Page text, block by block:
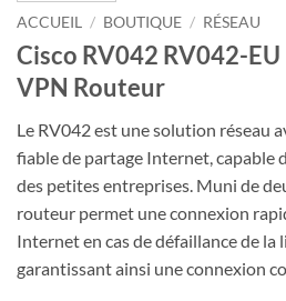
ACCUEIL / BOUTIQUE / RÉSEAU
Cisco RV042 RV042-
VPN Routeur
Le RV042 est une solution réseau
fiable de partage Internet, capable
des petites entreprises. Muni de
routeur permet une connexion
Internet en cas de défaillance de la
garantissant ainsi une connexion